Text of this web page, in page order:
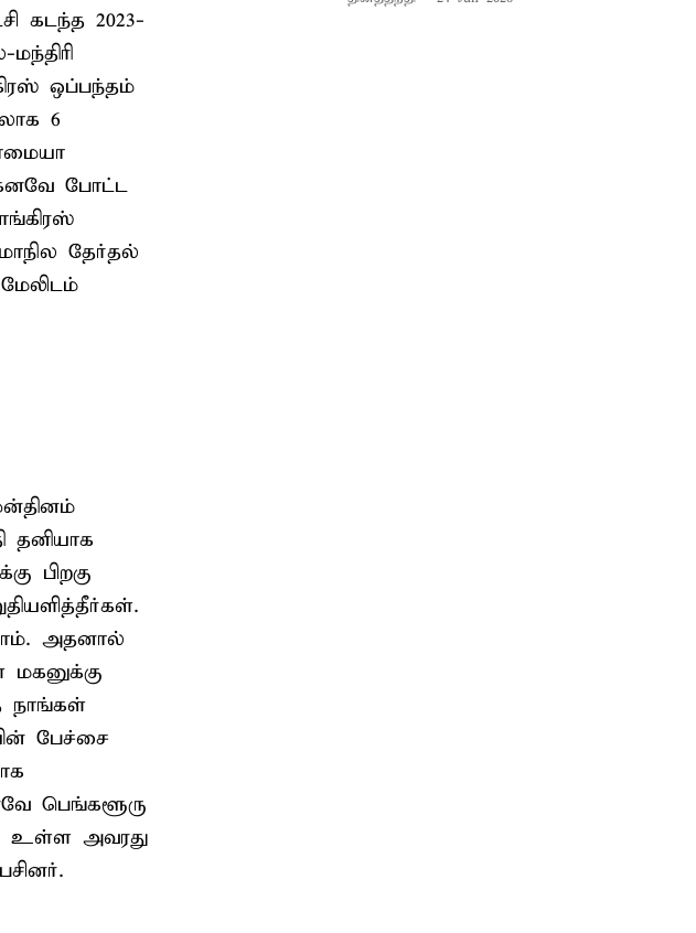
கடந்த 2023-
ஒப்பந்தம்
6
போட்ட
தேர்தல்
தனியாக
பிறகு
அதனால்
மகனுக்கு
நாங்கள்
பேச்சை
பெங்களூரு
உள்ள அவரது